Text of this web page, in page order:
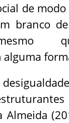
de
branco
Almeida